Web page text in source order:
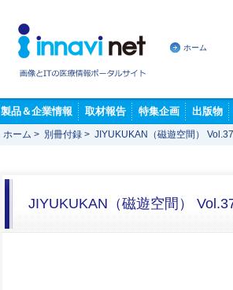
ホーム
製品＆企業情報 取材報告 特集企画 出版物
ホーム > 別冊付録 > JIYUKUKAN（磁遊空間）
JIYUKUKAN（磁遊空間）